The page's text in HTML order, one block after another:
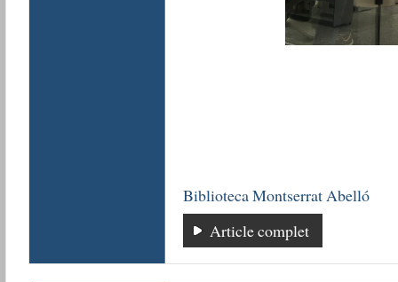
Biblioteca Montserrat Abelló
Article complet